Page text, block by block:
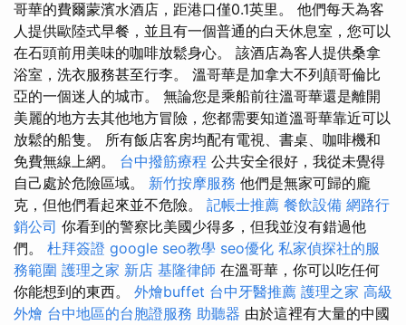
哥華的費爾蒙濱水酒店，距港口僅0.1英里。 他們每天為客
人提供歐陸式早餐，並且有一個普通的白天休息室，您可以
在石頭前用美味的咖啡放鬆身心。 該酒店為客人提供桑拿
浴室，洗衣服務甚至行李。 溫哥華是加拿大不列顛哥倫比
亞的一個迷人的城市。 無論您是乘船前往溫哥華還是離開
美麗的地方去其他地方冒險，您都需要知道溫哥華靠近可以
放鬆的船隻。 所有飯店客房均配有電視、書桌、咖啡機和
免費無線上網。 台中撥筋療程 公共安全很好，我從未覺得
自己處於危險區域。 新竹按摩服務 他們是無家可歸的龐
克，但他們看起來並不危險。 記帳士推薦 餐飲設備 網路行
銷公司 你看到的警察比美國少得多，但我並沒有錯過他
們。 杜拜簽證 google seo教學 seo優化 私家偵探社的服
務範圍 護理之家 新店 基隆律師 在溫哥華，你可以吃任何
你能想到的東西。 外燴buffet 台中牙醫推薦 護理之家 高級
外燴 台中地區的台胞證服務 助聽器 由於這裡有大量的中國